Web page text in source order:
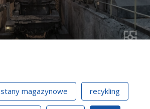
stany magazynowe recykling